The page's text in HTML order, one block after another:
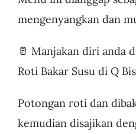
mengenyangkan dan
🥛 Manjakan diri anda
Roti Bakar Susu di Q
Potongan roti dan
kemudian disajikan